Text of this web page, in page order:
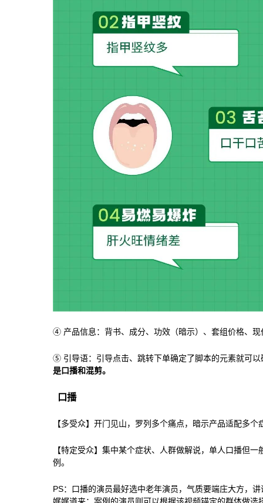
④ 产品信息：背书、成分、功效（暗示）、套组价格、现
⑤ 引导语：引导点击、跳转下单确定了脚本的元素就可
是口播和混剪。
口播
【多受众】开门见山，罗列多个痛点，暗示产品适配多个
【特定受众】集中某个症状、人群做解说，单人口播但
例。
PS：口播的演员最好选中老年演员，气质要端庄大方，
娓娓道来；案例的演员则可以根据该视频锚定的群体做选